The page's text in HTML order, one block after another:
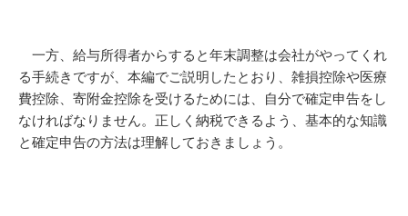
一方、給与所得者からすると年末調整は会社がやってくれ
る手続きですが、本編でご説明したとおり、雑損控除や医療
費控除、寄附金控除を受けるためには、自分で確定申告をし
なければなりません。正しく納税できるよう、基本的な知識
と確定申告の方法は理解しておきましょう。